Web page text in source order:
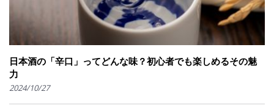
日本酒の「辛口」ってどんな味？初心者でも楽しめるその魅
力
2024/10/27